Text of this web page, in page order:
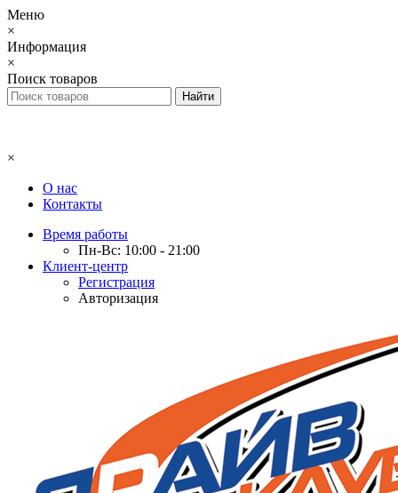
Меню
×
Информация
×
Поиск товаров
×
О нас
Контакты
Время работы
Пн-Вс: 10:00 - 21:00
Клиент-центр
Регистрация
Авторизация